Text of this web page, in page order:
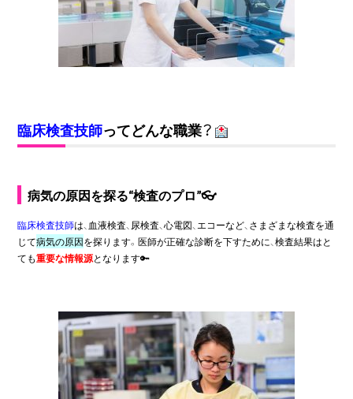
臨床検査技師ってどんな職業？
病気の原因を探る“検査のプロ”👓
臨床検査技師は、血液検査、尿検査、心電図、エコーなど、さまざまな検査を通
じて病気の原因を探ります。医師が正確な診断を下すために、検査結果はと
ても重要な情報源となります🔑